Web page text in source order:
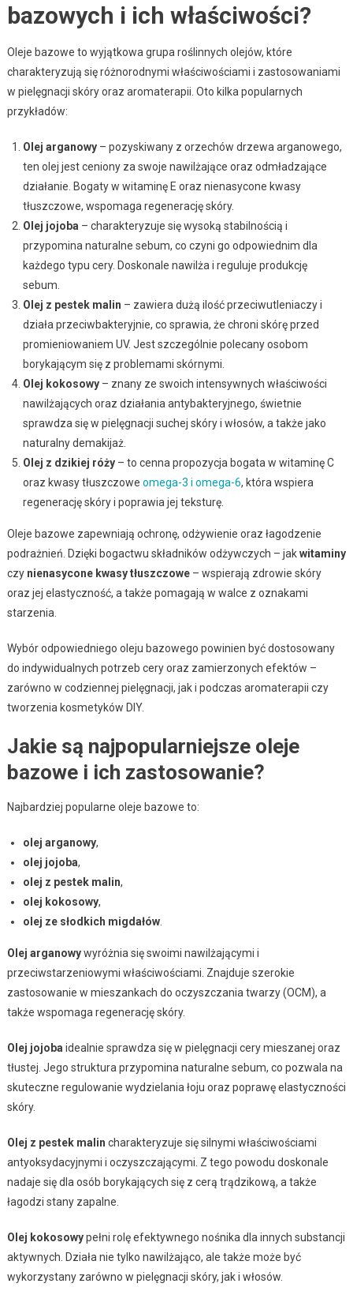
bazowych i ich właściwości?
Oleje bazowe to wyjątkowa grupa roślinnych olejów, które
charakteryzują się różnorodnymi właściwościami i zastosowaniami
w pielęgnacji skóry oraz aromaterapii. Oto kilka popularnych
przykładów:
Olej arganowy– pozyskiwany z orzechów drzewa arganowego,
ten olej jest ceniony za swoje nawilżające oraz odmładzające
działanie. Bogaty w witaminę E oraz nienasycone kwasy
tłuszczowe, wspomaga regenerację skóry.
Olej jojoba – charakteryzuje się wysoką stabilnością i
przypomina naturalne sebum, co czyni go odpowiednim dla
każdego typu cery. Doskonale nawilża i reguluje produkcję
sebum.
Olej z pestek malin – zawiera dużą ilość przeciwutleniaczy i
działa przeciwbakteryjnie, co sprawia, że chroni skórę przed
promieniowaniem UV. Jest szczególnie polecany osobom
borykającym się z problemami skórnymi.
Olej kokosowy– znany ze swoich intensywnych właściwości
nawilżających oraz działania antybakteryjnego, świetnie
sprawdza się w pielęgnacji suchej skóry i włosów, a także jako
naturalny demakijaż.
Olej z dzikiej róży– to cenna propozycja bogata w witaminę C
oraz kwasy tłuszczowe omega-3 i omega-6, która wspiera
regenerację skóry i poprawia jej teksturę.
Oleje bazowe zapewniają ochronę, odżywienie oraz łagodzenie
podrażnień. Dzięki bogactwu składników odżywczych – jakwitaminy
czy nienasycone kwasy tłuszczowe– wspierają zdrowie skóry
oraz jej elastyczność, a także pomagają w walce z oznakami
starzenia.
Wybór odpowiedniego oleju bazowego powinien być dostosowany
do indywidualnych potrzeb cery oraz zamierzonych efektów –
zarówno w codziennej pielęgnacji, jak i podczas aromaterapii czy
tworzenia kosmetyków DIY.
Jakie są najpopularniejsze oleje
bazowe i ich zastosowanie?
Najbardziej popularne oleje bazowe to:
olej arganowy,
olej jojoba,
olej z pestek malin,
olej kokosowy,
olej ze słodkich migdałów.
Olej arganowywyróżnia się swoimi nawilżającymi i
przeciwstarzeniowymi właściwościami. Znajduje szerokie
zastosowanie w mieszankach do oczyszczania twarzy (OCM), a
także wspomaga regenerację skóry.
Olej jojoba idealnie sprawdza się w pielęgnacji cery mieszanej oraz
tłustej. Jego struktura przypomina naturalne sebum, co pozwala na
skuteczne regulowanie wydzielania łoju oraz poprawę elastyczności
skóry.
Olej z pestek malin charakteryzuje się silnymi właściwościami
antyoksydacyjnymi i oczyszczającymi. Z tego powodu doskonale
nadaje się dla osób borykających się z cerą trądzikową, a także
łagodzi stany zapalne.
Olej kokosowypełni rolę efektywnego nośnika dla innych substancji
aktywnych. Działa nie tylko nawilżająco, ale także może być
wykorzystany zarówno w pielęgnacji skóry, jak i włosów.